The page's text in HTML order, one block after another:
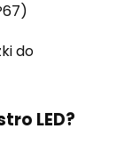
do
LED?